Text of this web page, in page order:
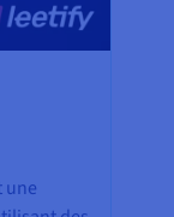
une